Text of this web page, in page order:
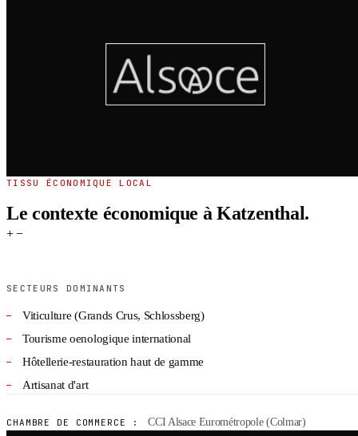
TISSU ÉCONOMIQUE LOCAL
Le contexte économique à Katzenthal.
+ −
SECTEURS DOMINANTS
Viticulture (Grands Crus, Schlossberg)
Tourisme oenologique international
Hôtellerie-restauration haut de gamme
Artisanat d'art
CHAMBRE DE COMMERCE : CCI Alsace Eurométropole (Colmar)